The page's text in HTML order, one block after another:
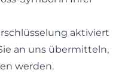
aktiviert
an uns übermitteln,
werden.